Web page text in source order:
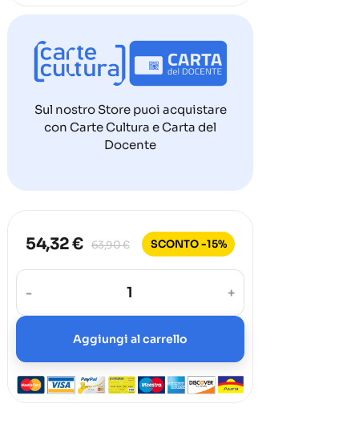
Sul nostro Store puoi acquistare
con Carte Cultura e Carta del
Docente
54,32 € 63,90 € SCONTO -15%
- +
Aggiungi al carrello